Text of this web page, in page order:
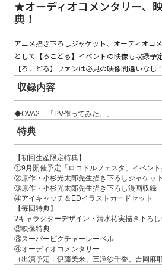
★オーディオコメンタリー、
典！
アニメ描き下ろしジャケット、オーディオコ
として【ろこどる】イベントの映像も収録予定
【ろこどる】ファンは必見の映像間違いなし！
収録内容
◆OVA2 「PV作ってみた。」
特典
【初回生産限定特典】
①9月開催予定「ロコドルフェスタ」イベン
②原作・小杉光太郎先生描き下ろしジャケッ
③原作・小杉光太郎先生描き下ろし漫画収録
④アイキャッチ＆EDイラストカードセット
【毎回特典】
?キャラクターデザイン・清水祐実描き下ろ
②映像特典
③スーパーピクチャーレーベル
④オーディオコメンタリー
（出演予定：伊藤美来、三澤紗千香、吉岡麻